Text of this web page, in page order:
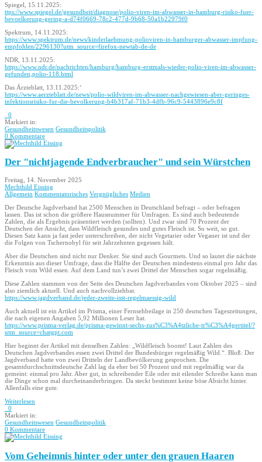
Spiegel, 15.11.2025:
ttps://www.spiegel.de/gesundheit/diagnose/polio-viren-im-abwasser-in-hamburg-risiko-fuer-
bevoelkerung-gering-a-d74f0669-78c2-477d-9b68-50a1b22979f0
Spektrum, 14.11.2025:
https://www.spektrum.de/news/kinderlaehmung-polioviren-in-hamburger-abwasser-impfung-
empfohlen/2296130?utm_source=firefox-newtab-de-de
NDR, 13.11.2025:
https://www.ndr.de/nachrichten/hamburg/hamburg-erstmals-wieder-polio-viren-im-abwasser-
gefunden,polio-118.html
Das Ärzteblatt, 13.11.2025:‘
https://www.aerzteblatt.de/news/polio-wildviren-im-abwasser-nachgewiesen-aber-geringes-
infektionsrisiko-fur-die-bevolkerung-b4b317af-71b3-4dfb-96c9-5443896e9c8f
0
Markiert in:
Gesundheitswesen Gesundheitspolitik
0 Kommentare
Der "nichtjagende Endverbraucher" und sein Würstchen
Freitag, 14. November 2025
Mechthild Eissing
Allgemein Kommentatorisches Vergnügliches Medien
Der Deutsche Jagdverband hat 2500 Menschen in Deutschland befragt – oder befragen
lassen. Das ist schon die größere Hausnummer für Umfragen. Es sind auch bedeutende
Zahlen, die als Ergebnis präsentiert werden (sollten). Und zwar sind 70 Prozent der
Deutschen der Ansicht, dass Wildfleisch gesundes und gutes Fleisch ist. So weit, so gut.
Diesen Satz kann ja fast jeder unterschreiben, der nicht Vegetarier oder Veganer ist und der
die Folgen von Tschernobyl für seit Jahrzehnten gegessen hält.
Aber die Deutschen sind nicht nur Denker. Sie sind auch Gourmets. Und so lautet die nächste
Erkenntnis aus dieser Umfrage, dass die Hälfte der Deutschen mindestens einmal pro Jahr das
Fleisch vom Wild essen. Auf dem Land tun’s zwei Drittel der Menschen sogar regelmäßig.
Diese Zahlen stammen von der Seite des Deutschen Jagdverbandes vom Oktober 2025 – sind
also ziemlich aktuell. Und auch nachvollziehbar.
https://www.jagdverband.de/jeder-zweite-isst-regelmaessig-wild
Auch aktuell ist ein Artikel im Prisma, einer Fernsehbeilage in 250 deutschen Tageszeitungen,
die nach eigenen Angaben 5,92 Millionen Leser hat.
https://www.prisma-verlag.de/prisma-gewinnt-sechs-zus%C3%A4tzliche-tr%C3%A4gertitel/?
utm_source=chatgpt.com
Hier beginnt der Artikel mit denselben Zahlen: „Wildfleisch boomt! Laut Zahlen des
Deutschen Jagdverbandes essen zwei Drittel der Bundesbürger regelmäßig Wild.“. Bloß: Der
Jagdverband hatte von zwei Dritteln der Landbevölkerung gesprochen. Die
gesamtdurchschnittsdeutsche Zahl lag da eher bei 50 Prozent und mit regelmäßig war da
gemeint: einmal pro Jahr. Aber gut, in schreibender Eile oder mit eilender Schreibe kann man
die Dinge schon mal durcheinanderbringen. Da steckt bestimmt keine böse Absicht hinter.
Allenfalls eine gute.
Weiterlesen
0
Markiert in:
Gesundheitswesen Gesundheitspolitik
0 Kommentare
Vom Geheimnis hinter oder unter den grauen Haaren